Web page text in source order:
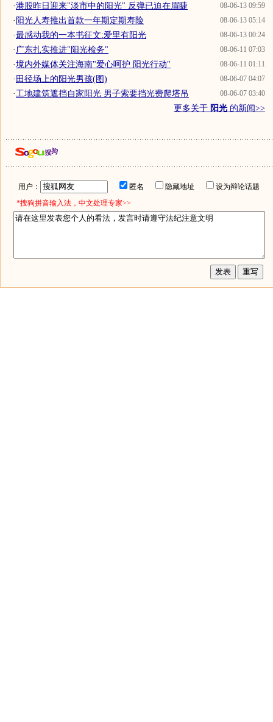
08-06-13 09:59
·港股昨日迎来"淡市中的阳光" 反弹已迫在眉睫
08-06-13 05:14
·阳光人寿推出首款一年期定期寿险
08-06-13 00:24
·最感动我的一本书征文:爱里有阳光
08-06-11 07:03
· 广东扎实推进"阳光检务"
08-06-11 01:11
·境内外媒体关注海南"爱心呵护 阳光行动"
08-06-07 04:07
· 田径场上的阳光男孩(图)
08-06-07 03:40
·工地建筑遮挡自家阳光 男子索要挡光费爬塔吊
更多关于 阳光 的新闻>>
用户： 匿名 隐藏地址
设为辩论话题
*搜狗拼音输入法，中文处理专家>>